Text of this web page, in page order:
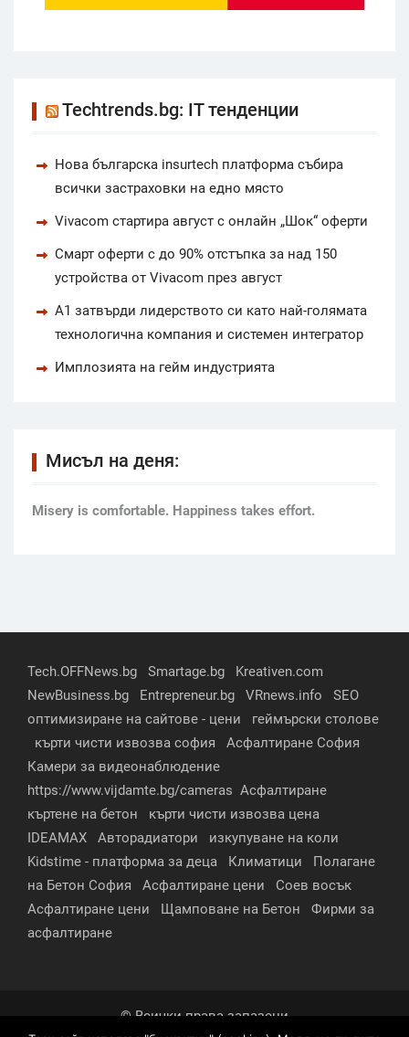
Techtrends.bg: IT тенденции
Нова българска insurtech платформа събира
всички застраховки на едно място
Vivacom стартира август с онлайн „Шок“ оферти
Смарт оферти с до 90% отстъпка за над 150
устройства от Vivacom през август
А1 затвърди лидерството си като най-голямата
технологична компания и системен интегратор
Имплозията на гейм индустрията
Мисъл на деня:
Мisery is comfortable. Happiness takes effort.
Tech.OFFNews.bg Smartage.bg
Kreativen.com
NewBusiness.bg
Entrepreneur.bg VRnews.info
SEO
оптимизиране на сайтове - цени
геймърски столове
кърти чисти извозва софия
Асфалтиране София
Камери за видеонаблюдение
https://www.vijdamte.bg/cameras Асфалтиране
къртене на бетон
кърти чисти извозва цена
IDEAMAX
Авторадиатори
изкупуване на коли
Kidstime - платформа за деца
Климатици
Полагане
на Бетон София
Асфалтиране цени
Соев восък
Асфалтиране цени
Щамповане на Бетон
Фирми за
асфалтиране
© Всички права запазени